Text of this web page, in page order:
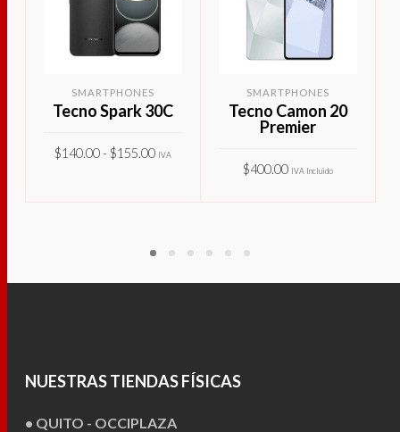
SMARTPHONES
Tecno Spark 30C
$140.00- $155.00de
IVA
múltiples
variantes.
pueden
SMARTPHONES
Tecno Camon 20
Premier
$400.00 IVA Incluido
NUESTRAS TIENDAS FÍSICAS
• QUITO - OCCIPLAZA